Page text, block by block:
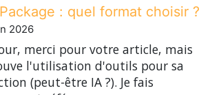
: quel format choisir ?
2026
merci pour votre article, mais
l'utilisation d'outils pour sa
(peut-être IA ?). Je fais